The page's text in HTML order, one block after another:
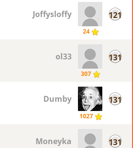
121
24
Joffysloffy
131
307
ol33
131
1027
Dumby
131
Moneyka